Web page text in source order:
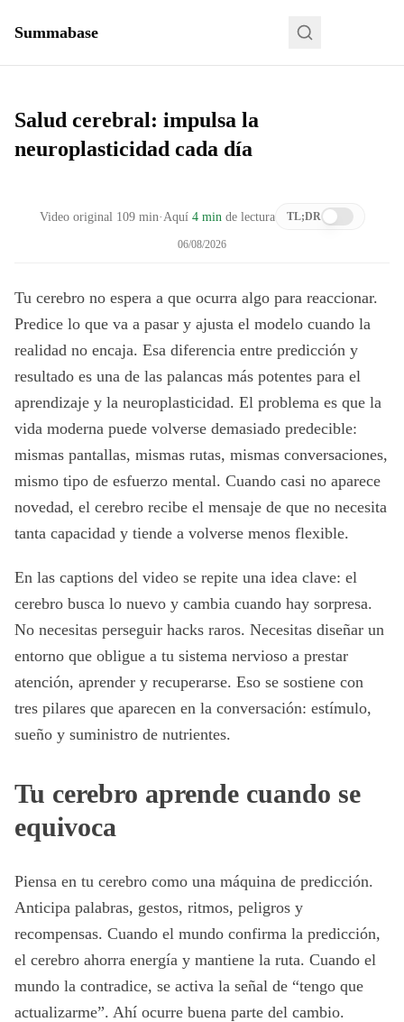
Summabase
Salud cerebral: impulsa la
neuroplasticidad cada día
Video original 109min· Aquí 4 min de lectura TL;DR
06/08/2026
Tu cerebro no espera a que ocurra algo para reaccionar.
Predice lo que va a pasar y ajusta el modelo cuando la
realidad no encaja. Esa diferencia entre predicción y
resultado es una de las palancas más potentes para el
aprendizaje y la neuroplasticidad. El problema es que la
vida moderna puede volverse demasiado predecible:
mismas pantallas, mismas rutas, mismas conversaciones,
mismo tipo de esfuerzo mental. Cuando casi no aparece
novedad, el cerebro recibe el mensaje de que no necesita
tanta capacidad y tiende a volverse menos flexible.
En las captions del video se repite una idea clave: el
cerebro busca lo nuevo y cambia cuando hay sorpresa.
No necesitas perseguir hacks raros. Necesitas diseñar un
entorno que obligue a tu sistema nervioso a prestar
atención, aprender y recuperarse. Eso se sostiene con
tres pilares que aparecen en la conversación: estímulo,
sueño y suministro de nutrientes.
Tu cerebro aprende cuando se
equivoca
Piensa en tu cerebro como una máquina de predicción.
Anticipa palabras, gestos, ritmos, peligros y
recompensas. Cuando el mundo confirma la predicción,
el cerebro ahorra energía y mantiene la ruta. Cuando el
mundo la contradice, se activa la señal de “tengo que
actualizarme”. Ahí ocurre buena parte del cambio.